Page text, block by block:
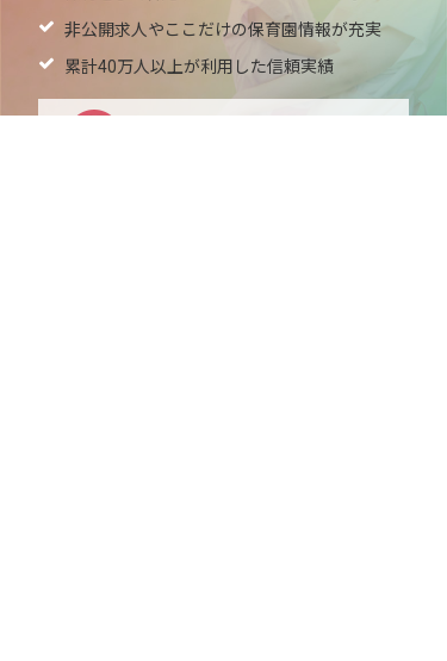
非公開求人やここだけの保育園情報が充実
累計40万人以上が利用した信頼実績